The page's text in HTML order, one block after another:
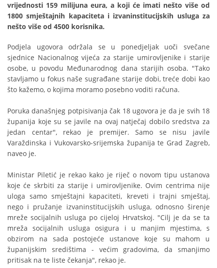
vrijednosti 159 milijuna eura, a koji će imati nešto više od
1800 smještajnih kapaciteta i izvaninstitucijskih usluga za
nešto više od 4500 korisnika.
Podjela ugovora održala se u ponedjeljak uoči svečane
sjednice Nacionalnog vijeća za starije umirovljenike i starije
osobe, u povodu Međunarodnog dana starijih osoba. "Tako
stavljamo u fokus naše sugrađane starije dobi, treće dobi kao
što kažemo, o kojima moramo posebno voditi računa.
Poruka današnjeg potpisivanja čak 18 ugovora je da je svih 18
županija koje su se javile na ovaj natječaj dobilo sredstva za
jedan centar", rekao je premijer. Samo se nisu javile
Varaždinska i Vukovarsko-srijemska županija te Grad Zagreb,
naveo je.
Ministar Piletić je rekao kako je riječ o novom tipu ustanova
koje će skrbiti za starije i umirovljenike. Ovim centrima nije
uloga samo smještajni kapaciteti, kreveti i trajni smještaj,
nego i pružanje izvaninstitucijskih usluga, odnosno širenje
mreže socijalnih usluga po cijeloj Hrvatskoj. "Cilj je da se ta
mreža socijalnih usluga osigura i u manjim mjestima, s
obzirom na sada postojeće ustanove koje su mahom u
županijskim središtima - većim gradovima, da smanjimo
pritisak na te liste čekanja", rekao je.